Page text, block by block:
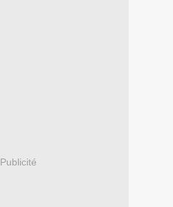
Publicité